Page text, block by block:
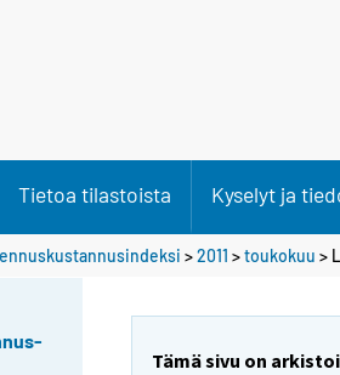
Tietoa tilastoista Kyselyt ja
>2011 >toukokuu >
Tämä sivu on